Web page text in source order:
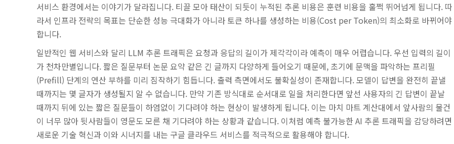
서비스 환경에서는 이야기가 달라집니다. 티끌 모아 태산이 되듯이 누적된 추론 비용은 훈련 비용을 훌쩍 뛰어넘게 됩니다. 따
라서 인프라 전략의 목표는 단순한 성능 극대화가 아니라 토큰 하나를 생성하는 비용(Cost per Token)의 최소화로 바뀌어야
합니다.
일반적인 웹 서비스와 달리 LLM 추론 트래픽은 요청과 응답의 길이가 제각각이라 예측이 매우 어렵습니다. 우선 입력의 길이
가 천차만별입니다. 짧은 질문부터 논문 요약 같은 긴 글까지 다양하게 들어오기 때문에, 초기에 문맥을 파악하는 프리필
(Prefill) 단계의 연산 부하를 미리 짐작하기 힘듭니다. 출력 측면에서도 불확실성이 존재합니다. 모델이 답변을 완전히 끝낼
때까지는 몇 글자가 생성될지 알 수 없습니다. 만약 기존 방식대로 순서대로 일을 처리한다면 앞선 사용자의 긴 답변이 끝날
때까지 뒤에 있는 짧은 질문들이 하염없이 기다려야 하는 현상이 발생하게 됩니다. 이는 마치 마트 계산대에서 앞사람의 물건
이 너무 많아 뒷사람들이 영문도 모른 채 기다려야 하는 상황과 같습니다. 이처럼 예측 불가능한 AI 추론 트래픽을 감당하려면
새로운 기술 혁신과 이와 시너지를 내는 구글 클라우드 서비스를 적극적으로 활용해야 합니다.